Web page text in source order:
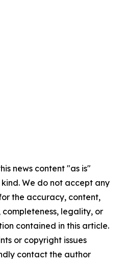
news content "as is"
We do not accept any
the accuracy, content,
completeness, legality, or
contained in this article.
or copyright issues
contact the author